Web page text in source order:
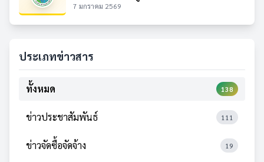
7 มกราคม 2569
ประเภทข่าวสาร
ทั้งหมด 138
ข่าวประชาสัมพันธ์ 111
ข่าวจัดซื้อจัดจ้าง 19